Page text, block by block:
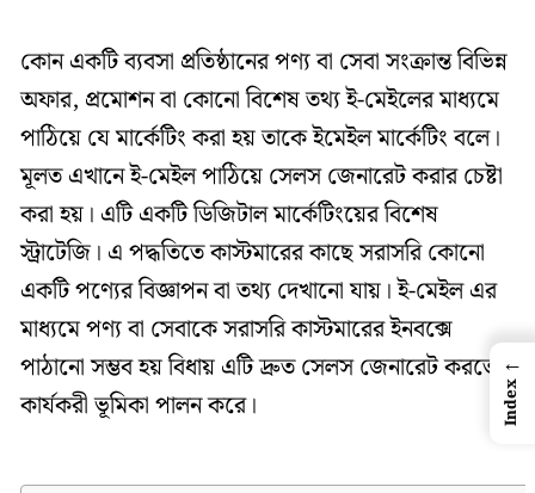
কোন একটি ব্যবসা প্রতিষ্ঠানের পণ্য বা সেবা সংক্রান্ত বিভিন্ন
অফার, প্রমোশন বা কোনো বিশেষ তথ্য ই-মেইলের মাধ্যমে
পাঠিয়ে যে মার্কেটিং করা হয় তাকে ইমেইল মার্কেটিং বলে।
মূলত এখানে ই-মেইল পাঠিয়ে সেলস জেনারেট করার চেষ্টা
করা হয়। এটি একটি ডিজিটাল মার্কেটিংয়ের বিশেষ
স্ট্রাটেজি। এ পদ্ধতিতে কাস্টমারের কাছে সরাসরি কোনো
একটি পণ্যের বিজ্ঞাপন বা তথ্য দেখানো যায়। ই-মেইল এর
মাধ্যমে পণ্য বা সেবাকে সরাসরি কাস্টমারের ইনবক্সে
পাঠানো সম্ভব হয় বিধায় এটি দ্রুত সেলস জেনারেট করতে
কার্যকরী ভূমিকা পালন করে।
←
Index